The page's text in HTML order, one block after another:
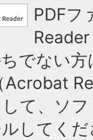
PDFフ
でない
Acrobat
て、ソ
してくだ